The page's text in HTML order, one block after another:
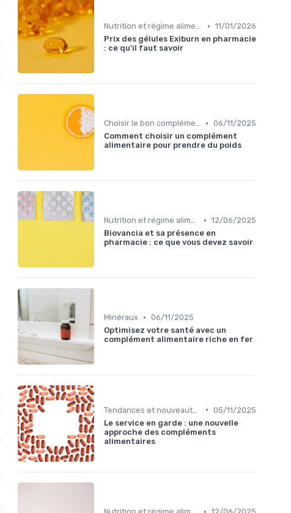
Nutrition et régime alimentaire • 11/01/2026
Prix des gélules Exiburn en pharmacie
: ce qu'il faut savoir
Choisir le bon complément • 06/11/2025
Comment choisir un complément
alimentaire pour prendre du poids
Nutrition et régime alimentaire • 12/06/2025
Biovancia et sa présence en
pharmacie : ce que vous devez savoir
Minéraux • 06/11/2025
Optimisez votre santé avec un
complément alimentaire riche en fer
• 05/11/2025
Le service en garde : une nouvelle
approche des compléments
alimentaires